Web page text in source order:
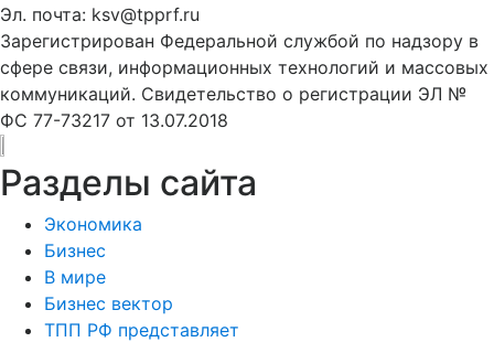
Эл. почта: ksv@tpprf.ru
Зарегистрирован Федеральной службой по надзору в
сфере связи, информационных технологий и массовых
коммуникаций. Свидетельство о регистрации ЭЛ №
ФС 77-73217 от 13.07.2018
Разделы сайта
Экономика
Бизнес
В мире
Бизнес вектор
ТПП РФ представляет